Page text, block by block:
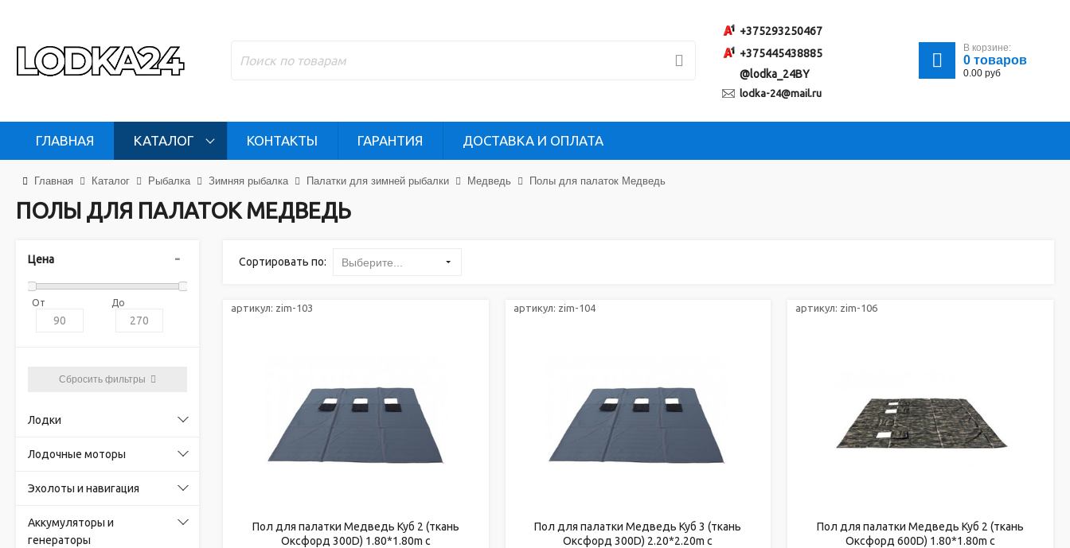
+375293250467
+375445438885
@lodka_24BY
lodka-24@mail.ru
В корзине:
0 товаров
0.00 руб
ГЛАВНАЯ КАТАЛОГ КОНТАКТЫ ГАРАНТИЯ ДОСТАВКА И ОПЛАТА
Главная Каталог Рыбалка Зимняя рыбалка Палатки для зимней рыбалки Медведь Полы для палаток Медведь
ПОЛЫ ДЛЯ ПАЛАТОК МЕДВЕДЬ
Цена
От До
Сбросить фильтры
Лодки
Лодочные моторы
Эхолоты и навигация
Аккумуляторы и
генераторы
Сортировать по: Выберите...
артикул: zim-103
Пол для палатки Медведь Куб 2 (ткань
Оксфорд 300D) 1.80*1.80m с
артикул: zim-104
Пол для палатки Медведь Куб 3 (ткань
Оксфорд 300D) 2.20*2.20m с
артикул: zim-106
Пол для палатки Медведь Куб 2 (ткань
Оксфорд 600D) 1.80*1.80m с